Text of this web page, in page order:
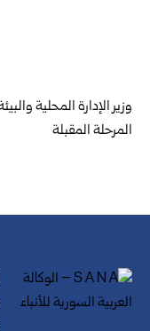
وزير الإدارة المحلية
المرحلة المقبلة